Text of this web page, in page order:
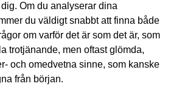
Om du analyserar dina
du väldigt snabbt att finna både
om varför det är som det är, som
trotjänande, men oftast glömda,
och omedvetna sinne, som kanske
från början.